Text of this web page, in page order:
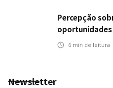
Percepção
oportunidades
ampliar
6 min de leitura
Newsletter